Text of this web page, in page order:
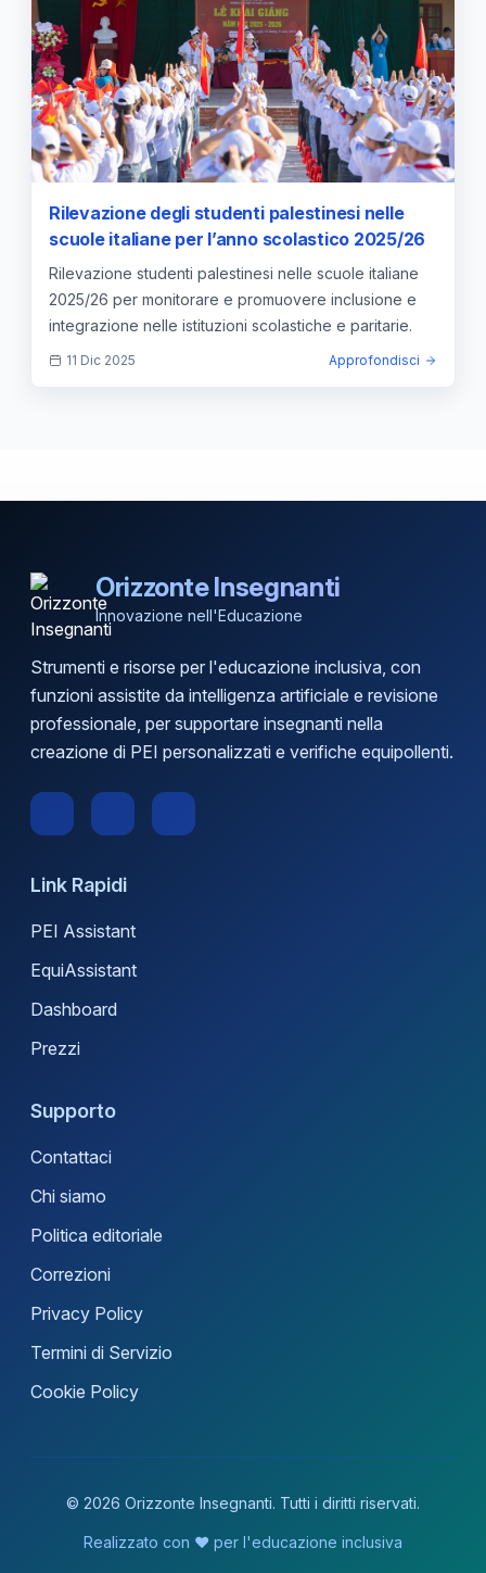
Rilevazione degli studenti palestinesi nelle
scuole italiane per l’anno scolastico 2025/26
Rilevazione studenti palestinesi nelle scuole italiane
2025/26 per monitorare e promuovere inclusione e
integrazione nelle istituzioni scolastiche e paritarie.
11 Dic 2025 Approfondisci
Orizzonte Insegnanti
Innovazione nell'Educazione
Strumenti e risorse per l'educazione inclusiva, con
funzioni assistite da intelligenza artificiale e revisione
professionale, per supportare insegnanti nella
creazione di PEI personalizzati e verifiche equipollenti.
Link Rapidi
PEI Assistant
EquiAssistant
Dashboard
Prezzi
Supporto
Contattaci
Chi siamo
Politica editoriale
Correzioni
Privacy Policy
Termini di Servizio
Cookie Policy
© 2026 Orizzonte Insegnanti. Tutti i diritti riservati.
Realizzato con ❤️ per l'educazione inclusiva